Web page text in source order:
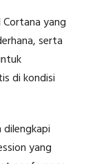
yang
serta
di kondisi
yang